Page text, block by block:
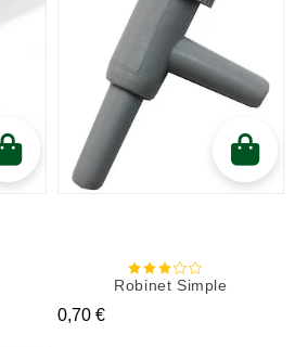
Robinet Simple
Prix
0,70 €